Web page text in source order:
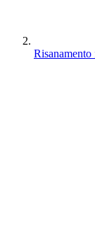
Risanamento